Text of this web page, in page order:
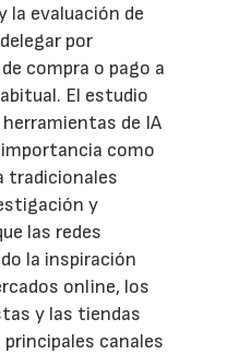
la evaluación de
por
compra o pago a
El estudio
de IA
como
tradicionales
y
las redes
la inspiración
online, los
y las tiendas
canales